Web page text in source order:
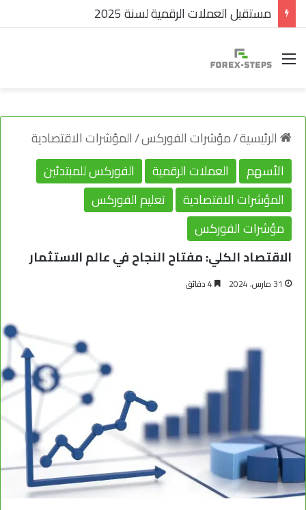
مستقبل العملات الرقمية لسنة 2025
القائمة
الرئيسية/مؤشرات الفوركس/المؤشرات الاقتصادية
الأسهم
العملات الرقمية
الفوركس للمبتدئين
المؤشرات الاقتصادية
تعليم الفوركس
مؤشرات الفوركس
الاقتصاد الكلي: مفتاح النجاح في عالم الاستثمار
31 مارس، 2024